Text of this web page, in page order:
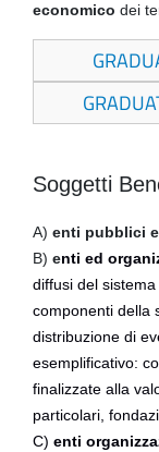
economico dei
Soggetti
A) enti pubblici
B) enti ed
diffusi del
componenti della
distribuzione di
esemplificativo:
finalizzate alla
particolari,
C) enti